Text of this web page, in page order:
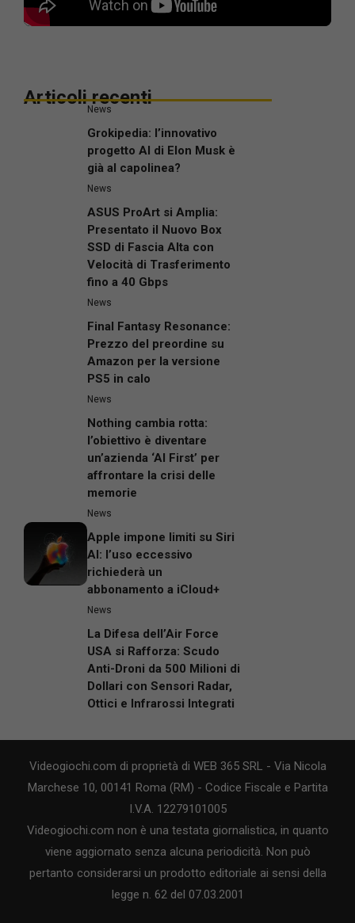
Articoli recenti
News
Grokipedia: l’innovativo
progetto AI di Elon Musk è
già al capolinea?
News
ASUS ProArt si Amplia:
Presentato il Nuovo Box
SSD di Fascia Alta con
Velocità di Trasferimento
fino a 40 Gbps
News
Final Fantasy Resonance:
Prezzo del preordine su
Amazon per la versione
PS5 in calo
News
Nothing cambia rotta:
l’obiettivo è diventare
un’azienda ‘AI First’ per
affrontare la crisi delle
memorie
News
Apple impone limiti su Siri
AI: l’uso eccessivo
richiederà un
abbonamento a iCloud+
News
La Difesa dell’Air Force
USA si Rafforza: Scudo
Anti-Droni da 500 Milioni di
Dollari con Sensori Radar,
Ottici e Infrarossi Integrati
Videogiochi.com di proprietà di WEB 365 SRL - Via Nicola
Marchese 10, 00141 Roma (RM) - Codice Fiscale e Partita
I.V.A. 12279101005
Videogiochi.com non è una testata giornalistica, in quanto
viene aggiornato senza alcuna periodicità. Non può
pertanto considerarsi un prodotto editoriale ai sensi della
legge n. 62 del 07.03.2001